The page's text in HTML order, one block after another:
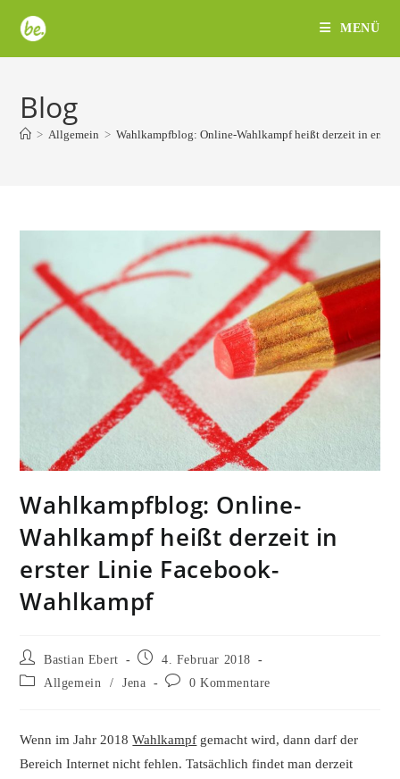
Inhalt
springen
MENÜ
Blog
> Allgemein > Wahlkampfblog: Online-Wahlkampf heißt derzeit in
Wahlkampfblog: Online-
Wahlkampf heißt derzeit in
erster Linie Facebook-
Wahlkampf
Beitrags-
Autor:
Bastian Ebert
Beitrag
veröffentlicht:
4. Februar 2018
Beitrags-Allgemein / Jena
Beitrags-0 Kommentare
Wenn im Jahr 2018Wahlkampf gemacht wird, dann darf der
Bereich Internet nicht fehlen. Tatsächlich findet man derzeit